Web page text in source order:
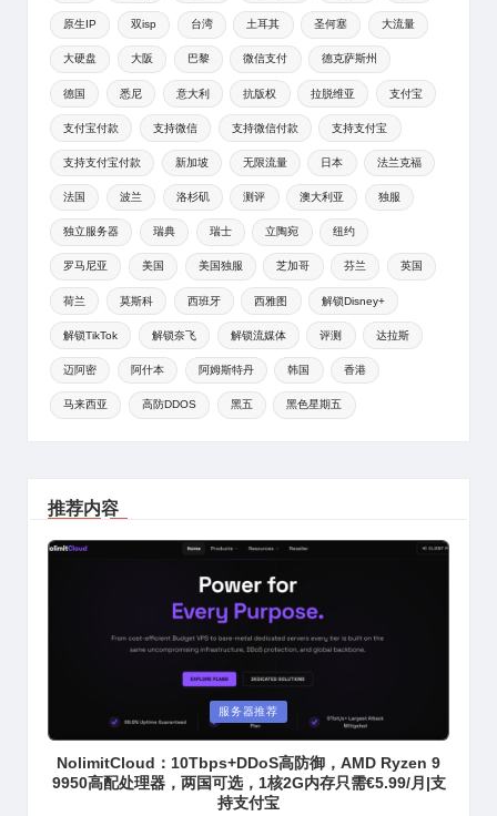
原生IP 双isp 台湾 土耳其 圣何塞 大流量
大硬盘 大阪 巴黎 微信支付 德克萨斯州
德国 悉尼 意大利 抗版权 拉脱维亚 支付宝
支付宝付款 支持微信 支持微信付款 支持支付宝
支持支付宝付款 新加坡 无限流量 日本 法兰克福
法国 波兰 洛杉矶 测评 澳大利亚 独服
独立服务器 瑞典 瑞士 立陶宛 纽约
罗马尼亚 美国 美国独服 芝加哥 芬兰 英国
荷兰 莫斯科 西班牙 西雅图 解锁Disney+
解锁TikTok 解锁奈飞 解锁流媒体 评测 达拉斯
迈阿密 阿什本 阿姆斯特丹 韩国 香港
马来西亚 高防DDOS 黑五 黑色星期五
推荐内容
服务器推荐
NolimitCloud：10Tbps+DDoS高防御，AMD Ryzen 9
9950高配处理器，两国可选，1核2G内存只需€5.99/月|支
持支付宝